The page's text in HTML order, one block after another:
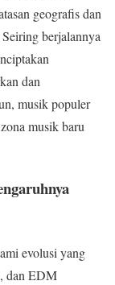
geografis dan
berjalannya
dan
musik populer
musik baru
evolusi yang
dan EDM